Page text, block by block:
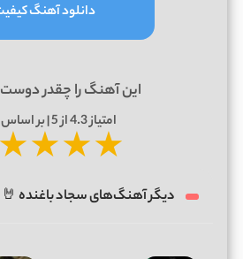
دانلود آهنگ کیفیت
این آهنگ را چقدر
امتیاز4.3از 5 | بر اساس
★★★★
دیگر آهنگ‌های سجاد باغنده 🤘